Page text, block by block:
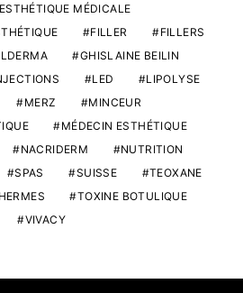
MÉDICALE
FILLER
FILLERS
GHISLAINE BEILIN
LED
LIPOLYSE
MERZ
MINCEUR
MÉDECIN ESTHÉTIQUE
NACRIDERM
NUTRITION
SPAS SUISSE
TEOXANE
TOXINE BOTULIQUE
VIVACY